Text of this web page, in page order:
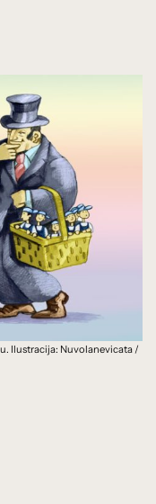
Ilustracija: Nuvolanevicata /